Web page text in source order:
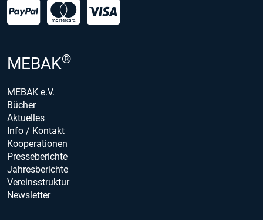
MEBAK®
MEBAK e.V.
Bücher
Aktuelles
Info / Kontakt
Kooperationen
Presseberichte
Jahresberichte
Vereinsstruktur
Newsletter